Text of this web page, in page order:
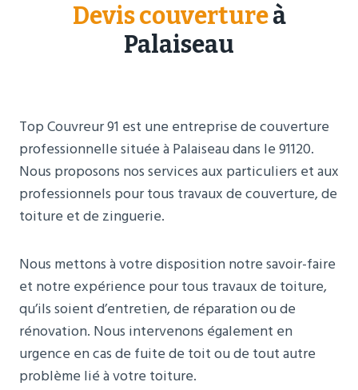
Devis couvertureà
Palaiseau
Top Couvreur 91 est une entreprise de couverture
professionnelle située à Palaiseau dans le 91120.
Nous proposons nos services aux particuliers et aux
professionnels pour tous travaux de couverture, de
toiture et de zinguerie.
Nous mettons à votre disposition notre savoir-faire
et notre expérience pour tous travaux de toiture,
qu’ils soient d’entretien, de réparation ou de
rénovation. Nous intervenons également en
urgence en cas de fuite de toit ou de tout autre
problème lié à votre toiture.